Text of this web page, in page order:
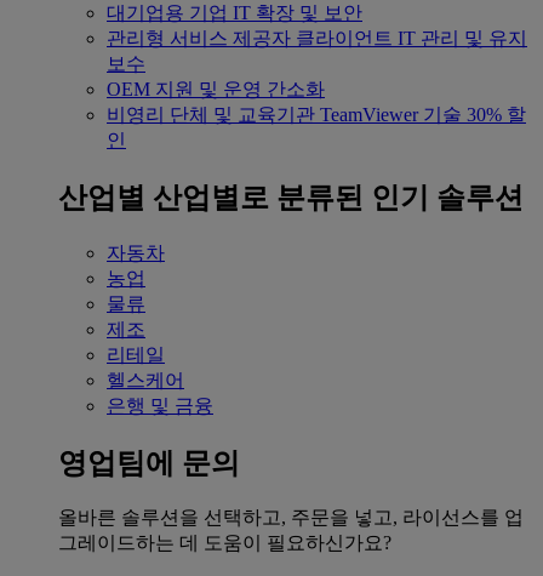
대기업용 기업 IT 확장 및 보안
관리형 서비스 제공자 클라이언트 IT 관리 및 유지
보수
OEM 지원 및 운영 간소화
비영리 단체 및 교육기관 TeamViewer 기술 30% 할
인
산업별 산업별로 분류된 인기 솔루션
자동차
농업
물류
제조
리테일
헬스케어
은행 및 금융
영업팀에 문의
올바른 솔루션을 선택하고, 주문을 넣고, 라이선스를 업
그레이드하는 데 도움이 필요하신가요?